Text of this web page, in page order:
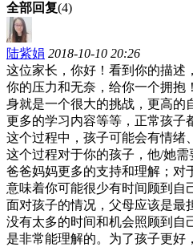
全部回复(4)
陆紫娟 2018-10-10 20:26
这位家长，你好！看到你的描述
你的压力和无奈，给你一个拥抱
身就是一个很大的挑战，更高的
更多的学习内容等等，正常孩子
这个过程中，孩子可能会有情绪
这个过程对于你的孩子，他/她
爸爸妈妈更多的支持和理解；对
意味着你可能很少有时间顾到自
面对孩子的情况，父母应该是最
没有太多的时间和机会照顾到自
是非常能理解的。为了孩子更好